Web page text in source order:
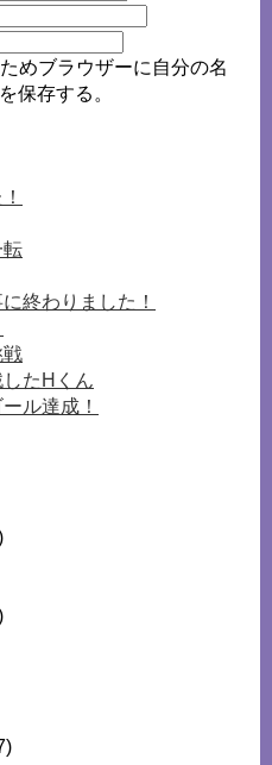
めブラウザーに自分の名
保存する。
転
終わりました！
戦
たHくん
ル達成！